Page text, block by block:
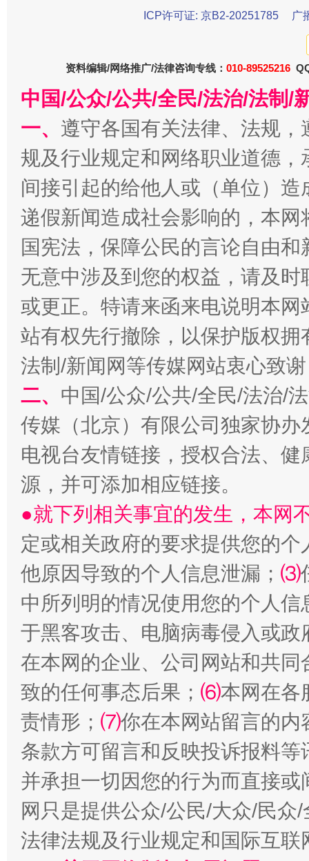
魏明亮
“刷贴”乱象丛生
生
揭批美国五大"原罪" "炒
解纷+调解+退费，一次搞定
ICP许可证: 京B2-20251785
广
资料编辑/网络推广/法律咨询专线： 010-89525216
中国/公众/公共/全民/法治/法制/
一、 遵守各国有关法律、法规
规及行业规定和网络职业道德
间接引起的给他人或（单位）
递假新闻造成社会影响的，本
国宪法，保障公民的言论自由
无意中涉及到您的权益，请及
或更正。特请来函来电说明本
站有权先行撤除，以保护版权
法制/新闻网等传媒网站衷心致
二、 中国/公众/公共/全民/法治/
传媒（北京）有限公司独家协
电视台友情链接，授权合法、
源，并可添加相应链接。
●就下列相关事宜的发生，本网
定或相关政府的要求提供您的个
他原因导致的个人信息泄漏； ⑶
中所列明的情况使用您的个人
于黑客攻击、电脑病毒侵入或
在本网的企业、公司网站和共
致的任何事态后果； ⑹本网在各
责情形； ⑺你在本网站留言的内
条款方可留言和反映投诉报料
并承担一切因您的行为而直接
网只是提供公众/公民/大众/民
法律法规及行业规定和国际互